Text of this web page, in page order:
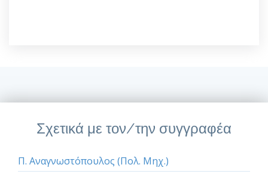
Σχετικά με τον/την συγγραφέα
Π. Αναγνωστόπουλος (Πολ. Μηχ.)